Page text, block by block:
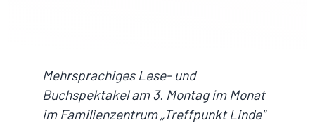
Mehrsprachiges Lese- und
Buchspektakel am 3. Montag im Monat
im Familienzentrum „Treffpunkt Linde"